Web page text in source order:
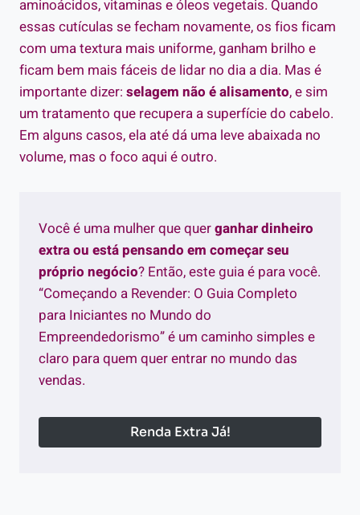
aminoácidos, vitaminas e óleos vegetais. Quando
essas cutículas se fecham novamente, os fios ficam
com uma textura mais uniforme, ganham brilho e
ficam bem mais fáceis de lidar no dia a dia. Mas é
importante dizer: selagem não é alisamento, e sim
um tratamento que recupera a superfície do cabelo.
Em alguns casos, ela até dá uma leve abaixada no
volume, mas o foco aqui é outro.
Você é uma mulher que querganhar dinheiro
extra ou está pensando em começar seu
próprio negócio? Então, este guia é para você.
“Começando a Revender: O Guia Completo
para Iniciantes no Mundo do
Empreendedorismo” é um caminho simples e
claro para quem quer entrar no mundo das
vendas.
Renda Extra Já!